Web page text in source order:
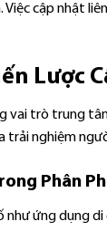
cập nhật
Lược
vai trò trung
nghiệm
Phân
như ứng dụng